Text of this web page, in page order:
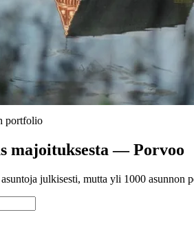
portfolio
majoituksesta —Porvoo
julkisesti, mutta yli 1000 asunnon